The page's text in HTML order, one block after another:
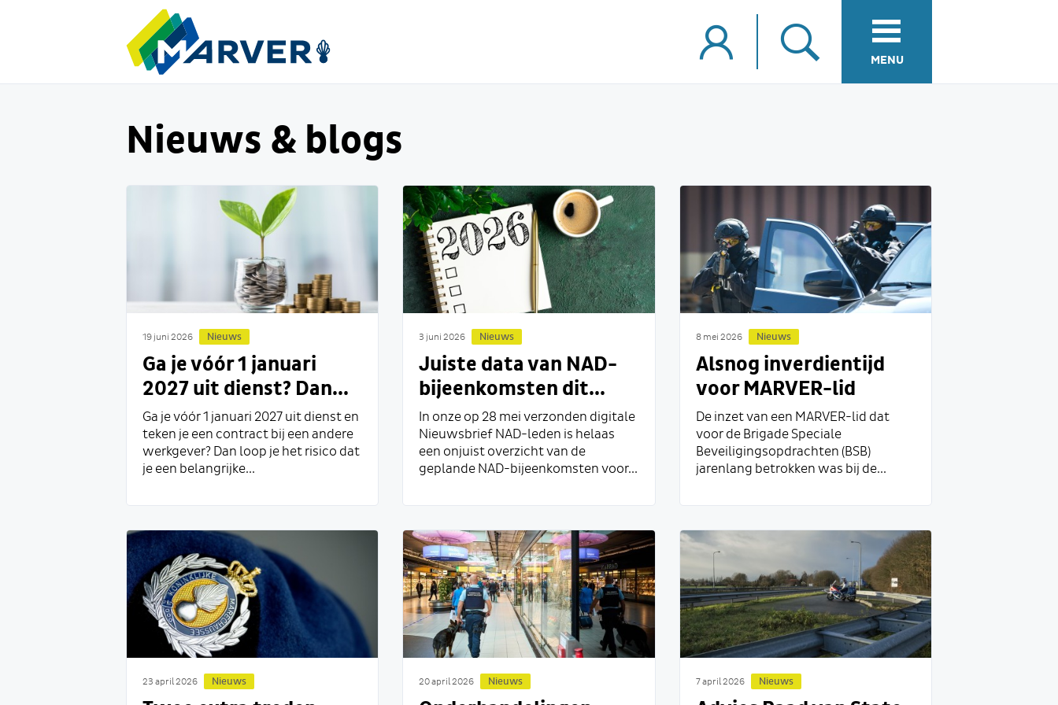
MENU
Nieuws & blogs
19 juni 2026 Nieuws
Ga je vóór 1 januari
2027 uit dienst? Dan...
Ga je vóór 1 januari 2027 uit dienst en
teken je een contract bij een andere
werkgever? Dan loop je het risico dat
je een belangrijke...
3 juni 2026 Nieuws
Juiste data van NAD-
bijeenkomsten dit...
In onze op 28 mei verzonden digitale
Nieuwsbrief NAD-leden is helaas
een onjuist overzicht van de
geplande NAD-bijeenkomsten voor...
8 mei 2026 Nieuws
Alsnog inverdientijd
voor MARVER-lid
De inzet van een MARVER-lid dat
voor de Brigade Speciale
Beveiligingsopdrachten (BSB)
jarenlang betrokken was bij de...
23 april 2026 Nieuws 20 april 2026 Nieuws 7 april 2026 Nieuws